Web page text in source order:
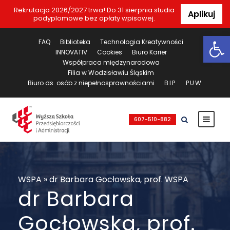
Rekrutacja 2026/2027 trwa! Do 31 sierpnia studia
podyplomowe bez opłaty wpisowej.
Aplikuj
FAQ Biblioteka
Technologia Kreatywności
INNOVATIV
Cookies
Biuro Karier
Współpraca międzynarodowa
Filia w Wodzisławiu Śląskim
Biuro ds. osób z niepełnosprawnościami
BIP PUW
607-510-882
WSPA »dr Barbara Gocłowska, prof. WSPA
dr Barbara
Gocłowska, prof.